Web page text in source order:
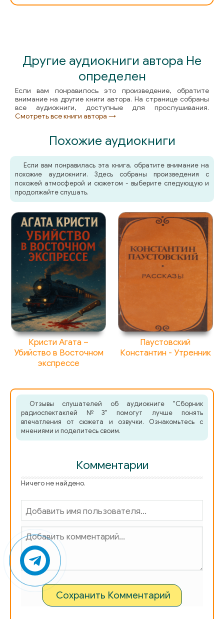
dosto_besy07
dosto_besy08
dosto_besy11
dosto_besy12
dosto_besy14
dosto_besy15
dosto_besy16
dosto_besy17
dosto_besy18
dosto_besy19
dosto_besy20
dosto_besy21
Другие аудиокниги автора Не
определен
Если вам понравилось это произведение, обратите
внимание на другие книги автора. На странице собраны
все аудиокниги, доступные для прослушивания.
Смотреть все книги автора →
Похожие аудиокниги
Если вам понравилась эта книга, обратите внимание на
похожие аудиокниги. Здесь собраны произведения с
похожей атмосферой и сюжетом - выберите следующую и
продолжайте слушать.
Кристи Агата –
Убийство в Восточном
экспрессе
Паустовский
Константин - Утренник
Отзывы слушателей об аудиокниге "Сборник
радиоспектаклей №3" помогут лучше понять
впечатления от сюжета и озвучки. Ознакомьтесь с
мнениями и поделитесь своим.
Комментарии
Ничего не найдено.
Сохранить Комментарий